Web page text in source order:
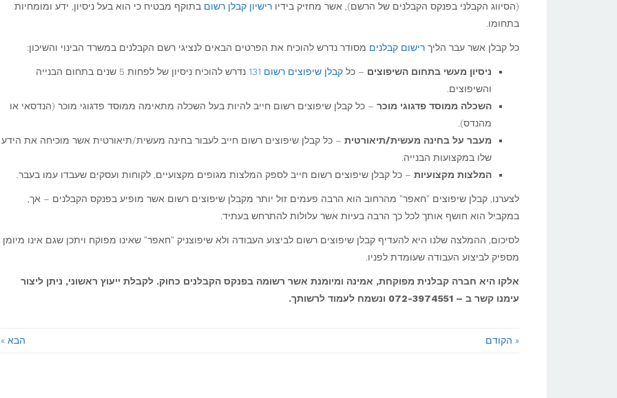
(הסיווג הקבלני בפנקס הקבלנים של הרשם), אשר מחזיק בידיו רישיון קבלן רשום בתוקף מבטיח כי הוא בעל ניסיון, ידע ומומחיות
בתחומו.
כל קבלן אשר עבר הליך רישום קבלנים מסודר נדרש להוכיח את הפרטים הבאים לנציגי רשם הקבלנים במשרד הבינוי והשיכון:
ניסיון מעשי בתחום השיפוצים – כל קבלן שיפוצים רשום 131
נדרש להוכיח ניסיון של לפחות 5 שנים בתחום הבנייה
והשיפוצים.
השכלה ממוסד פדגוגי מוכר – כל קבלן שיפוצים רשום חייב להיות בעל השכלה מתאימה ממוסד פדגוגי מוכר (הנדסאי או
מהנדס).
מעבר על בחינה מעשית/תיאורטית – כל קבלן שיפוצים רשום חייב לעבור בחינה מעשית/תיאורטית אשר מוכיחה את הידע
שלו במקצועות הבנייה.
המלצות מקצועיות – כל קבלן שיפוצים רשום חייב לספק המלצות מגופים מקצועיים, לקוחות ועסקים שעבדו עמו בעבר.
לצערנו, קבלן שיפוצים "חאפר" מהרחוב הוא הרבה פעמים זול יותר מקבלן שיפוצים רשום אשר מופיע בפנקס הקבלנים – אך,
במקביל הוא חושף אותך לכל כך הרבה בעיות אשר עלולות להתרחש בעתיד.
לסיכום, ההמלצה שלנו היא להעדיף קבלן שיפוצים רשום לביצוע העבודה ולא שיפוצניק "חאפר" שאינו מפוקח ויתכן שגם אינו מיומן
מספיק לביצוע העבודה שעומדת לפניו.
אלקו היא חברה קבלנית מפוקחת, אמינה ומיומנת אשר רשומה בפנקס הקבלנים כחוק. לקבלת ייעוץ ראשוני, ניתן ליצור
עימנו קשר ב – 072-3974551 ונשמח לעמוד לרשותך.
« הקודם הבא »